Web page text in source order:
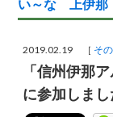
い～な 上伊那
2019.02.19 ［ そ
「信州伊那
に参加しまし